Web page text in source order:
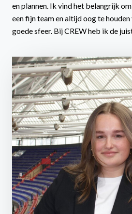
en plannen. Ik vind het belangrijk
een fijn team en altijd oog te
goede sfeer. Bij CREW heb ik de